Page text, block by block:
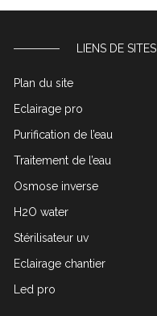
LIENS DE SITES
Plan du site
Eclairage pro
Purification de l’eau
Traitement de l’eau
Osmose inverse
H2O water
Stérilisateur uv
Eclairage chantier
Led pro